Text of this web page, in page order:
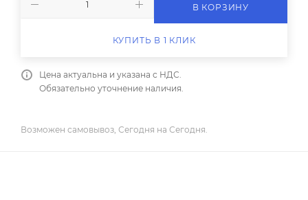
В КОРЗИНУ
КУПИТЬ В 1 КЛИК
Цена актуальна и указана с НДС.
Обязательно уточнение наличия.
Возможен самовывоз, Сегодня на Сегодня.